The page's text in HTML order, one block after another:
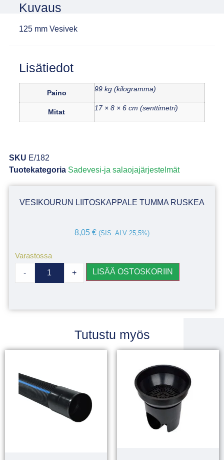
Kuvaus
125 mm Vesivek
Lisätiedot
Paino 99 kg (kilogramma)
Mitat 17 × 8 × 6 cm (senttimetri)
SKU E/182
Tuotekategoria Sadevesi-ja salaojajärjestelmät
VESIKOURUN LIITOSKAPPALE TUMMA RUSKEA
8,05 € (SIS. ALV 25,5%)
Varastossa
- + LISÄÄ OSTOSKORIIN
Tutustu myös